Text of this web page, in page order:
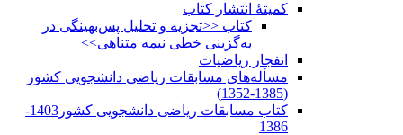
کمیتۀ انتشار کتاب
کتاب <<تجزیه و تحلیل پس‌بهینگی در
به‌گزینی خطی نیمه متناهی>>
انفجار ریاضیات
مسأله‌های مسابقات ریاضی دانشجویی کشور
(1385-1352)
کتاب مسابقات ریاضی دانشجویی کشور1403-
1386